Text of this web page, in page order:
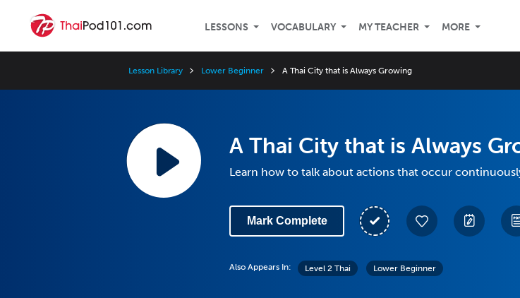
LESSONS VOCABULARY MY TEACHER MORE
Lesson Library Lower Beginner A Thai City that is Always Growing
A Thai City that is Always
Learn how to talk about actions that occur
Mark Complete
Also Appears In: Level 2 Thai Lower Beginner